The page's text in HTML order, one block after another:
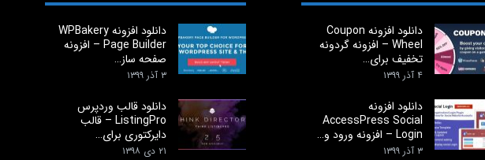
دانلود افزونه Coupon
Wheel – افزونه گردونه
تخفیف برای…
۴ آذر ۱۳۹۹
دانلود افزونه
AccessPress Social
Login – افزونه ورود و…
۳ آذر ۱۳۹۹
دانلود افزونه WPBakery
Page Builder – افزونه
صفحه ساز…
۳ آذر ۱۳۹۹
دانلود قالب وردپرس
ListingPro – قالب
دایرکتوری برای…
۲۱ دی ۱۳۹۸